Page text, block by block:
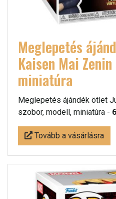
Meglepetés
Kaisen Mai
miniatúra
Meglepetés ájándék ötlet
szobor, modell, miniatúra -
Tovább a vásárlásra